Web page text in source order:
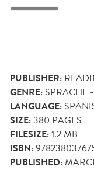
PUBLISHER:
GENRE: SPRACHE
LANGUAGE:
SIZE:380 PAGES
FILESIZE:1.2 MB
ISBN:
PUBLISHED: